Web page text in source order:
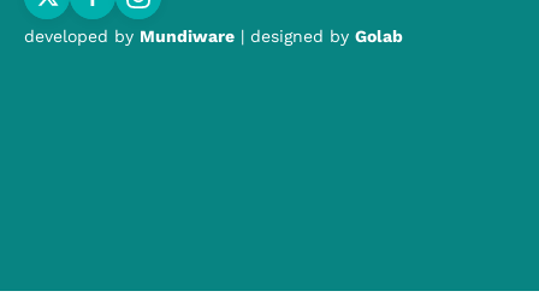
developed by Mundiware | designed by Golab